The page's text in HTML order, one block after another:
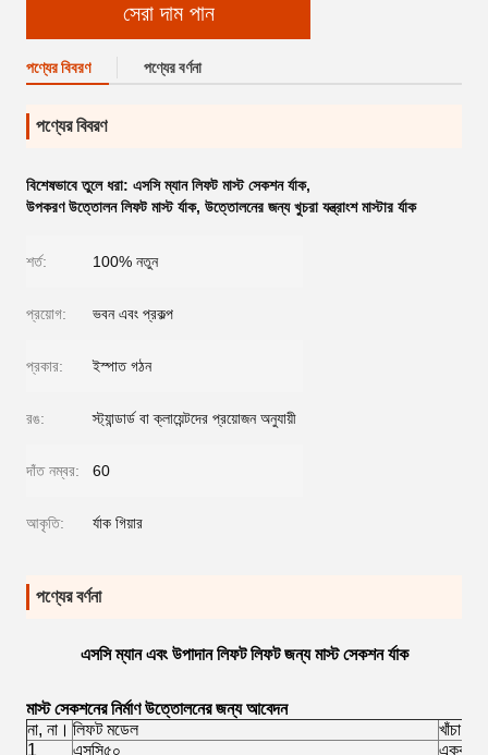
সেরা দাম পান
পণ্যের বিবরণ পণ্যের বর্ণনা
পণ্যের বিবরণ
বিশেষভাবে তুলে ধরা: এসসি ম্যান লিফট মাস্ট সেকশন র্যাক,
উপকরণ উত্তোলন লিফট মাস্ট র্যাক, উত্তোলনের জন্য খুচরা যন্ত্রাংশ মাস্টার র্যাক
শর্ত: 100% নতুন
প্রয়োগ: ভবন এবং প্রকল্প
প্রকার: ইস্পাত গঠন
রঙ: স্ট্যান্ডার্ড বা ক্লায়েন্টদের প্রয়োজন অনুযায়ী
দাঁত নম্বর: 60
আকৃতি: র্যাক গিয়ার
পণ্যের বর্ণনা
এসসি ম্যান এবং উপাদান লিফট লিফট জন্য মাস্ট সেকশন র্যাক
মাস্ট সেকশনের নির্মাণ উত্তোলনের জন্য আবেদন
না, না। লিফট মডেল
খাঁচা
1
এসসি৫০ একক